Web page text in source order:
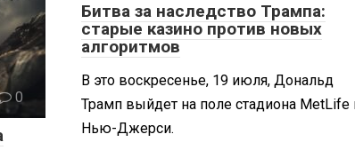
0
Битва за наследство Трампа:
старые казино против новых
алгоритмов
В это воскресенье, 19 июля, Дональд
Трамп выйдет на поле стадиона MetLife
Нью-Джерси.